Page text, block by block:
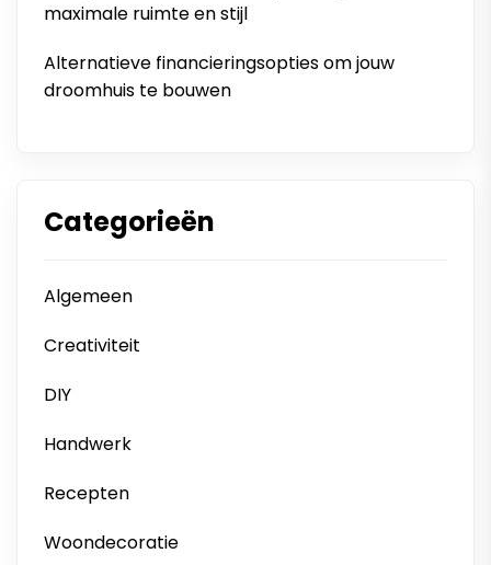
maximale ruimte en stijl
Alternatieve financieringsopties om jouw
droomhuis te bouwen
Categorieën
Algemeen
Creativiteit
DIY
Handwerk
Recepten
Woondecoratie